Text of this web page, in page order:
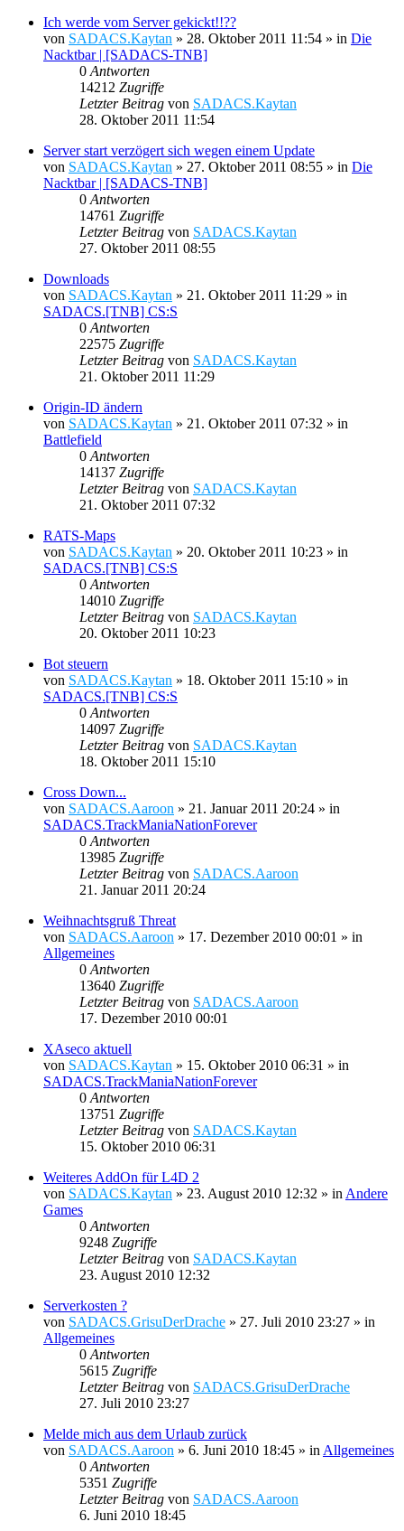
Ich werde vom Server gekickt!!??
von SADACS.Kaytan » 28. Oktober 2011 11:54 » in Die
Nacktbar | [SADACS-TNB]
0 Antworten
14212 Zugriffe
Letzter Beitrag von SADACS.Kaytan
28. Oktober 2011 11:54
Server start verzögert sich wegen einem Update
von SADACS.Kaytan » 27. Oktober 2011 08:55 » in Die
Nacktbar | [SADACS-TNB]
0 Antworten
14761 Zugriffe
Letzter Beitrag von SADACS.Kaytan
27. Oktober 2011 08:55
Downloads
von SADACS.Kaytan » 21. Oktober 2011 11:29 » in
SADACS.[TNB] CS:S
0 Antworten
22575 Zugriffe
Letzter Beitrag von SADACS.Kaytan
21. Oktober 2011 11:29
Origin-ID ändern
von SADACS.Kaytan » 21. Oktober 2011 07:32 » in
Battlefield
0 Antworten
14137 Zugriffe
Letzter Beitrag von SADACS.Kaytan
21. Oktober 2011 07:32
RATS-Maps
von SADACS.Kaytan » 20. Oktober 2011 10:23 » in
SADACS.[TNB] CS:S
0 Antworten
14010 Zugriffe
Letzter Beitrag von SADACS.Kaytan
20. Oktober 2011 10:23
Bot steuern
von SADACS.Kaytan » 18. Oktober 2011 15:10 » in
SADACS.[TNB] CS:S
0 Antworten
14097 Zugriffe
Letzter Beitrag von SADACS.Kaytan
18. Oktober 2011 15:10
Cross Down...
von SADACS.Aaroon » 21. Januar 2011 20:24 » in
SADACS.TrackManiaNationForever
0 Antworten
13985 Zugriffe
Letzter Beitrag von SADACS.Aaroon
21. Januar 2011 20:24
Weihnachtsgruß Threat
von SADACS.Aaroon » 17. Dezember 2010 00:01 » in
Allgemeines
0 Antworten
13640 Zugriffe
Letzter Beitrag von SADACS.Aaroon
17. Dezember 2010 00:01
XAseco aktuell
von SADACS.Kaytan » 15. Oktober 2010 06:31 » in
SADACS.TrackManiaNationForever
0 Antworten
13751 Zugriffe
Letzter Beitrag von SADACS.Kaytan
15. Oktober 2010 06:31
Weiteres AddOn für L4D 2
von SADACS.Kaytan » 23. August 2010 12:32 » in Andere
Games
0 Antworten
9248 Zugriffe
Letzter Beitrag von SADACS.Kaytan
23. August 2010 12:32
Serverkosten ?
von SADACS.GrisuDerDrache » 27. Juli 2010 23:27 » in
Allgemeines
0 Antworten
5615 Zugriffe
Letzter Beitrag von SADACS.GrisuDerDrache
27. Juli 2010 23:27
Melde mich aus dem Urlaub zurück
von SADACS.Aaroon » 6. Juni 2010 18:45 » in Allgemeines
0 Antworten
5351 Zugriffe
Letzter Beitrag von SADACS.Aaroon
6. Juni 2010 18:45